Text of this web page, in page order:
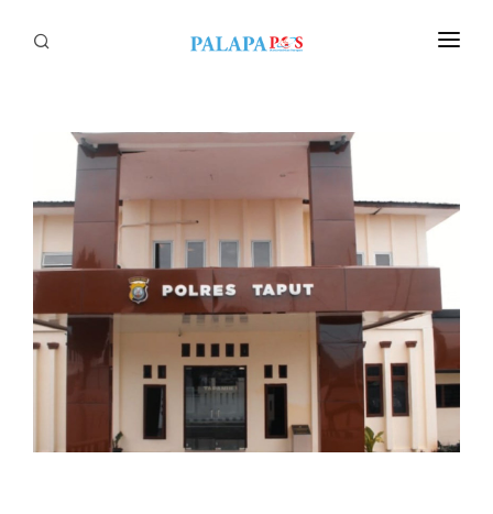
Politik
Nasional
Sumatera
Tapanuli
Nusantara
Megapolitan